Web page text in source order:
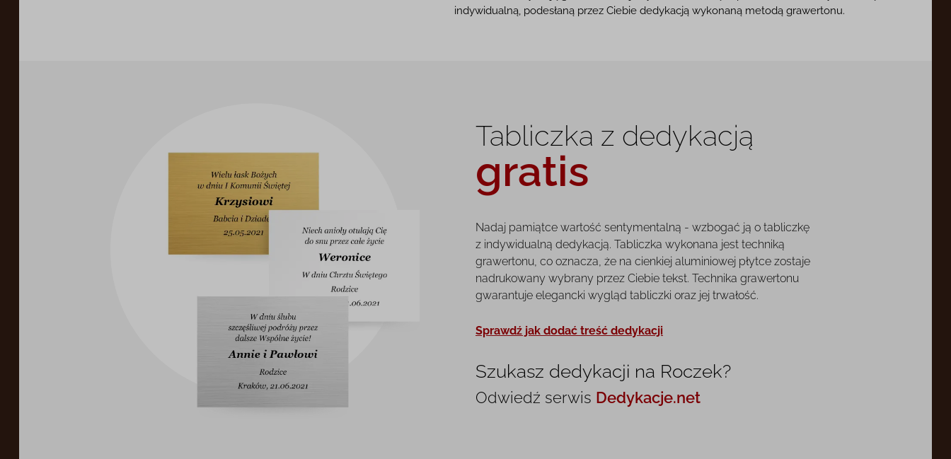
indywidualną, podesłaną przez Ciebie dedykacją wykonaną metodą grawertonu.
Tabliczka z dedykacją
gratis
Nadaj pamiątce wartość sentymentalną - wzbogać ją o tabliczkę
z indywidualną dedykacją. Tabliczka wykonana jest techniką
grawertonu, co oznacza, że na cienkiej aluminiowej płytce zostaje
nadrukowany wybrany przez Ciebie tekst. Technika grawertonu
gwarantuje elegancki wygląd tabliczki oraz jej trwałość.
Sprawdź jak dodać treść dedykacji
Szukasz dedykacji na Roczek?
Odwiedź serwis Dedykacje.net